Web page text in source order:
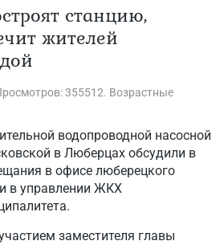
станцию,
жителей
355512. Возрастные
водопроводной насосной
в Люберцах обсудили в
в офисе люберецкого
в управлении ЖКХ
заместителя главы